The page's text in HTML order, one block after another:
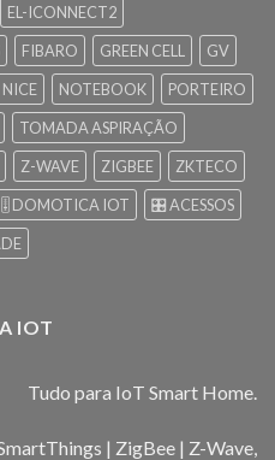
EL-ICONNECT2
FIBARO GREEN CELL
GV
NICE NOTEBOOK
PORTEIRO
TOMADA ASPIRAÇÃO
Z-WAVE ZIGBEE
ZKTECO
🎚️ DOMOTICA IOT
🎛️ ACESSOS
IOT
Tudo para IoT Smart Home.
| ZigBee | Z-Wave,